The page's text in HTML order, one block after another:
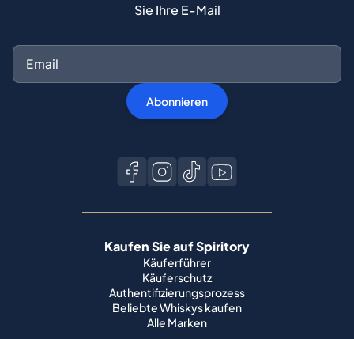
Sie Ihre E-Mail
Abonnieren
Kaufen Sie auf Spiritory
Käuferführer
Käuferschutz
Authentifizierungsprozess
Beliebte Whiskys kaufen
Alle Marken